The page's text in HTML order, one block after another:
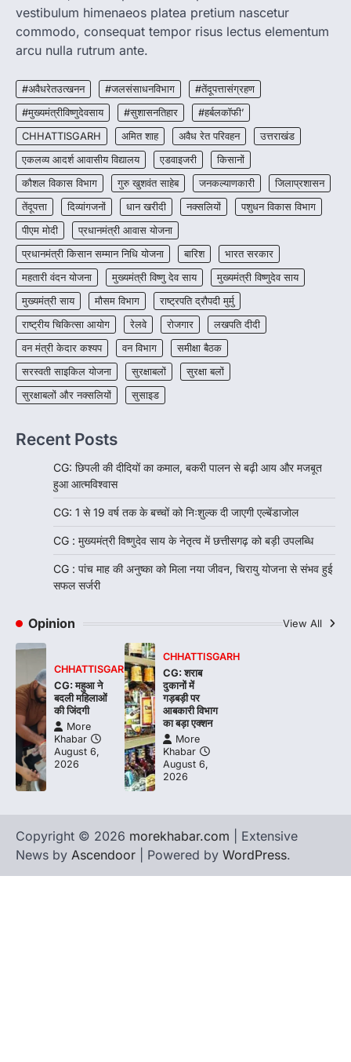
3
CG : मुख्यमंत्री विष्णुदेव साय के नेतृत्व में
छत्तीसगढ़ को बड़ी उपलब्धि
More Khabar
हरित विकास और किसानों की आय…
4
CHHATTISGARH
CG : पांच माह की अनुष्का को मिला नया
जीवन, चिरायु योजना से संभव हुई सफल सर्जरी
More Khabar August 7, 2026
रायपुर। राष्ट्रीय बाल स्वास्थ्य कार्यक्रम (चिरायु) के तहत
जशपुर जिले की 5 माह की मासूम…
vestibulum himenaeos platea pretium nascetur
commodo, consequat tempor risus lectus elementum
arcu nulla rutrum ante.
#अवैधरेतउत्खनन #जलसंसाधनविभाग
#तेंदूपत्तासंग्रहण
#मुख्यमंत्रीविष्णुदेवसाय
#सुशासनतिहार
#हर्बलकॉफी’
CHHATTISGARH
अमित शाह अवैध रेत परिवहन
उत्तराखंड
एकलव्य आदर्श आवासीय विद्यालय
एडवाइजरी
किसानों
कौशल विकास विभाग
गुरु खुशवंत साहेब जनकल्याणकारी
जिलाप्रशासन
तेंदूपत्ता
दिव्यांगजनों धान खरीदी नक्सलियों
पशुधन विकास विभाग
पीएम मोदी
प्रधानमंत्री आवास योजना
प्रधानमंत्री किसान सम्मान निधि योजना
बारिश
भारत सरकार
महतारी वंदन योजना
मुख्यमंत्री विष्णु देव साय
मुख्यमंत्री विष्णुदेव साय
मुख्यमंत्री साय
मौसम विभाग
राष्ट्रपति द्रौपदी मुर्मु
राष्ट्रीय चिकित्सा आयोग
रेलवे रोजगार
लखपति दीदी
वन मंत्री केदार कश्यप
वन विभाग
समीक्षा बैठक
सरस्वती साइकिल योजना
सुरक्षाबलों
सुरक्षा बलों
सुरक्षाबलों और नक्सलियों
सुसाइड
Recent Posts
CG: छिपली की दीदियों का कमाल, बकरी पालन से बढ़ी आय और मजबूत
हुआ आत्मविश्वास
CG: 1 से 19 वर्ष तक के बच्चों को निःशुल्क दी जाएगी एल्बेंडाजोल
CG : मुख्यमंत्री विष्णुदेव साय के नेतृत्व में छत्तीसगढ़ को बड़ी उपलब्धि
CG : पांच माह की अनुष्का को मिला नया जीवन, चिरायु योजना से संभव हुई
सफल सर्जरी
Opinion View All
CHHATTISGARH
CG: महुआ ने
बदली महिलाओं
की जिंदगी
More
Khabar
August 6,
2026
CHHATTISGARH
CG: शराब
दुकानों में
गड़बड़ी पर
आबकारी विभाग
का बड़ा एक्शन
More
Khabar
August 6,
2026
Copyright © 2026 morekhabar.com | Extensive
News by Ascendoor | Powered by WordPress.